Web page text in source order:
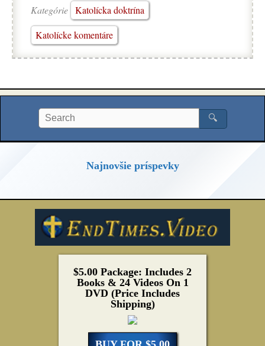
Kategórie Katolícka doktrína
Katolícke komentáre
🔍
Najnovšie príspevky
$5.00 Package: Includes 2
Books & 24 Videos On 1
DVD (Price Includes
Shipping)